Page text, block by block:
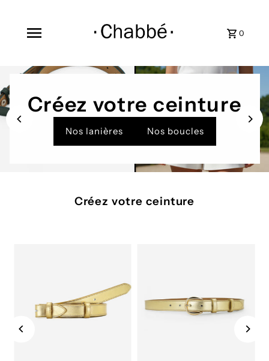
0
Créez votre ceinture
Nos lanières Nos boucles
Créez votre ceinture